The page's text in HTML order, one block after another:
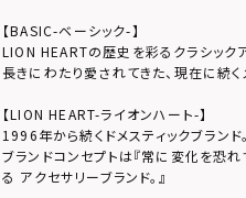
【BASIC-ベーシック-】
LION HEARTの歴史を彩るクラシック
長きにわたり愛されてきた、現在に続く
【LION HEART-ライオンハート-】
1996年から続くドメスティックブランド。
ブランドコンセプトは『常に変化を恐
る アクセサリーブランド。』